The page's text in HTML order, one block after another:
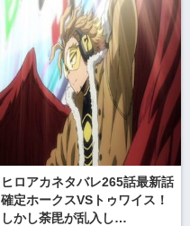
ヒロアカネタバレ265話最新話
確定ホークスVSトゥワイス！
しかし荼毘が乱入し…